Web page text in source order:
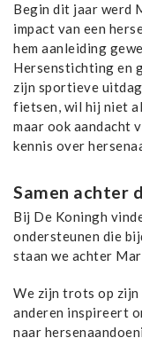
Begin dit jaar werd
impact van een
hem aanleiding
Hersenstichting en
zijn sportieve
fietsen, wil hij niet
maar ook aandacht
kennis over
Samen achter
Bij De Koningh
ondersteunen die
staan we achter
​We zijn trots op
anderen inspireert
naar